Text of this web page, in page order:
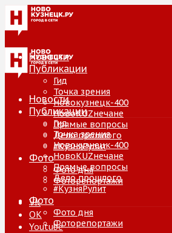
Новости
Публикации
Гид
Точка зрения
Новокузнецк-400
НовоKUZнечане
Прямые вопросы
Дело прошлого
#КузняРулит
Фото
Фото дня
Фоторепортажи
VK
ОК
Youtube
Новости
Публикации
Гид
Точка зрения
Новокузнецк-400
НовоKUZнечане
Прямые вопросы
Дело прошлого
#КузняРулит
Фото
Фото дня
Фоторепортажи